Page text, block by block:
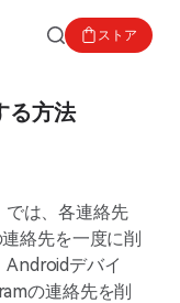
ストア
る方法
では、各連絡先
絡先を一度に削
Androidデバイ
の連絡先を削